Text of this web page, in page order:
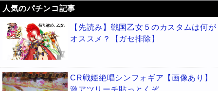
人気のパチンコ記事
【先読み】戦国乙女５のカスタムは何が
オススメ？【ガセ排除】
CR戦姫絶唱シンフォギア【画像あり】
激アツリーチ貼っとくぞ